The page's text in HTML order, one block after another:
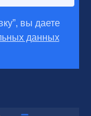
вы даете
данных